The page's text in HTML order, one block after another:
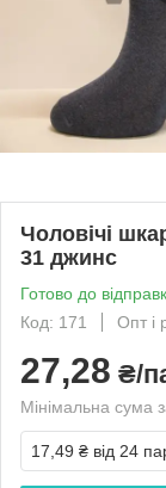
Чоловічі
31 джинс
Готово до
Код: 171
Опт і
27,28 ₴/
Мінімальна сума
17,49 ₴ від 24